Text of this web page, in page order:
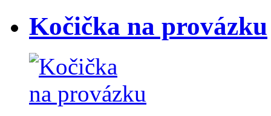
Kočička na provázku